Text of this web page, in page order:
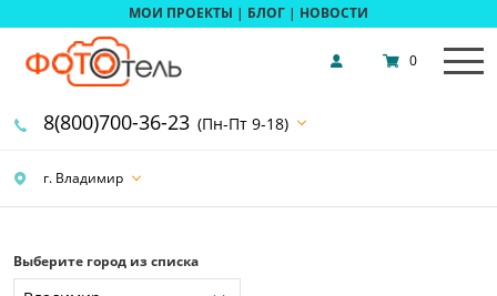
МОИ ПРОЕКТЫ | БЛОГ | НОВОСТИ
г. Владимир
8(800)700-36-23 (Пн-Пт 9-18)
0
Выберите город из списка